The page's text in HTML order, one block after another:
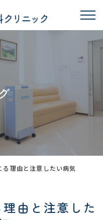
る理由と注意したい病気
由と注意した